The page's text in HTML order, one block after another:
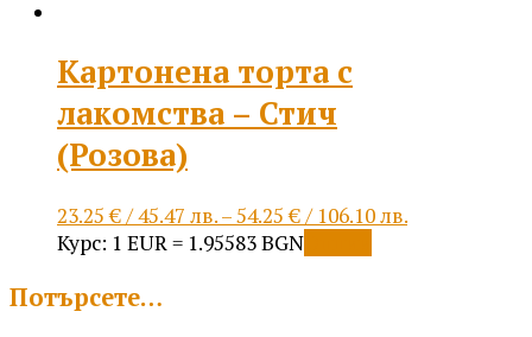
Картонена торта с
лакомства – Стич
(Розова)
23.25€/ 45.47 лв.–54.25€/ 106.10 лв.Price
Курс: 1 EUR = 1.95583 BGN
Потърсете…